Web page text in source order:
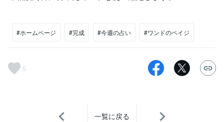
#ホームページ #完成 #今週の占い #ワンドのペイジ
5
一覧に戻る